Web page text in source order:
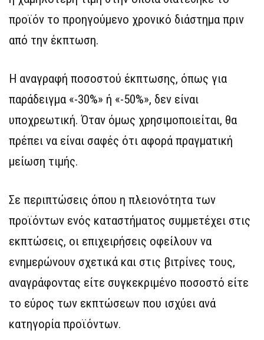
προϊόν το προηγούμενο χρονικό διάστημα πριν
από την έκπτωση.
Η αναγραφή ποσοστού έκπτωσης, όπως για
παράδειγμα «-30%» ή «-50%», δεν είναι
υποχρεωτική. Όταν όμως χρησιμοποιείται, θα
πρέπει να είναι σαφές ότι αφορά πραγματική
μείωση τιμής.
Σε περιπτώσεις όπου η πλειονότητα των
προϊόντων ενός καταστήματος συμμετέχει στις
εκπτώσεις, οι επιχειρήσεις οφείλουν να
ενημερώνουν σχετικά και στις βιτρίνες τους,
αναγράφοντας είτε συγκεκριμένο ποσοστό είτε
το εύρος των εκπτώσεων που ισχύει ανά
κατηγορία προϊόντων.